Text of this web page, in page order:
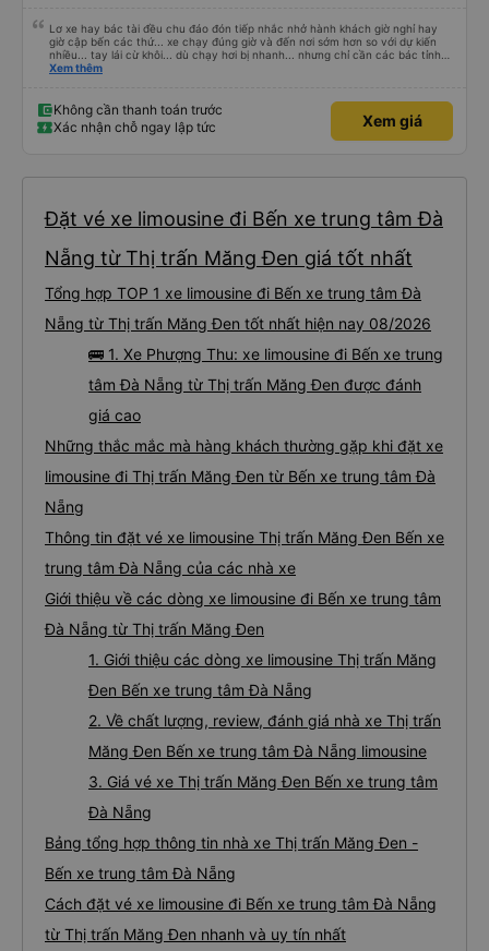
Lơ xe hay bác tài đều chu đáo đón tiếp nhắc nhở hành khách giờ nghỉ hay
giờ cập bến các thứ... xe chạy đúng giờ và đến nơi sớm hơn so với dự kiến
nhiều... tay lái cừ khôi... dù chạy hơi bị nhanh... nhưng chỉ cần các bác tỉnh
táo sức khoẻ đầy đủ và tay lái cứng cáp là được. Tiện nghi rất sạch sẽ và
máy chạy lâu. Thích hợp và tiện nghi cho ai có nhu cầu từ tphcm (bến xe
miền đông) lên Măng Đen chơi nhé!
Xem thêm
Không cần thanh toán trước
Xác nhận chỗ ngay lập tức
Xem giá
Đặt vé xe limousine đi Bến xe trung tâm Đà
Nẵng từ Thị trấn Măng Đen giá tốt nhất
Tổng hợp TOP 1 xe limousine đi Bến xe trung tâm Đà
Nẵng từ Thị trấn Măng Đen tốt nhất hiện nay 08/2026
🚌 1. Xe Phượng Thu: xe limousine đi Bến xe trung
tâm Đà Nẵng từ Thị trấn Măng Đen được đánh
giá cao
Những thắc mắc mà hàng khách thường gặp khi đặt xe
limousine đi Thị trấn Măng Đen từ Bến xe trung tâm Đà
Nẵng
Thông tin đặt vé xe limousine Thị trấn Măng Đen Bến xe
trung tâm Đà Nẵng của các nhà xe
Giới thiệu về các dòng xe limousine đi Bến xe trung tâm
Đà Nẵng từ Thị trấn Măng Đen
1. Giới thiệu các dòng xe limousine Thị trấn Măng
Đen Bến xe trung tâm Đà Nẵng
2. Về chất lượng, review, đánh giá nhà xe Thị trấn
Măng Đen Bến xe trung tâm Đà Nẵng limousine
3. Giá vé xe Thị trấn Măng Đen Bến xe trung tâm
Đà Nẵng
Bảng tổng hợp thông tin nhà xe Thị trấn Măng Đen -
Bến xe trung tâm Đà Nẵng
Cách đặt vé xe limousine đi Bến xe trung tâm Đà Nẵng
từ Thị trấn Măng Đen nhanh và uy tín nhất